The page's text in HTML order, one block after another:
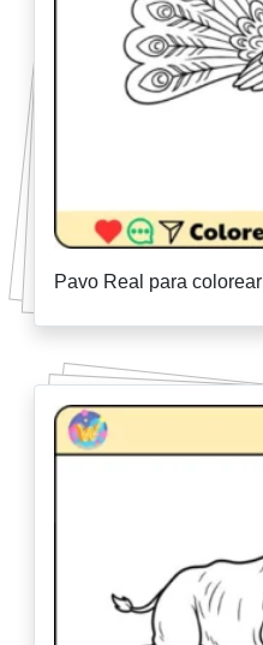
Pavo Real para colorear